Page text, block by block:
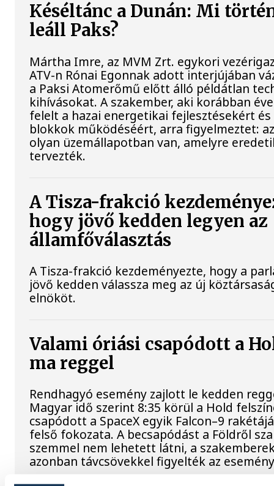
Késéltánc a Dunán: Mi
leáll Paks?
Mártha Imre, az MVM Zrt. egykori
ATV-n Rónai Egonnak adott interjújában
a Paksi Atomerőmű előtt álló példátlan
kihívásokat. A szakember, aki korábban
felelt a hazai energetikai fejlesztésekért és
blokkok működéséért, arra figyelmeztet:
olyan üzemállapotban van, amelyre
tervezték.
A Tisza-frakció
hogy jövő kedden legyen az
államfőválasztás
A Tisza-frakció kezdeményezte, hogy a
jövő kedden válassza meg az új
elnököt.
Valami óriási csapódott a
ma reggel
Rendhagyó esemény zajlott le kedden
Magyar idő szerint 8:35 körül a Hold
csapódott a SpaceX egyik Falcon–9
felső fokozata. A becsapódást a Földről
szemmel nem lehetett látni, a
azonban távcsövekkel figyelték az